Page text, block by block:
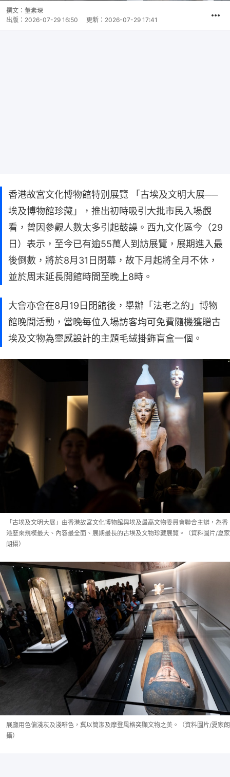
撰文： 董素琛
出版： 2026-07-29 16:50 更新： 2026-07-29 17:41
香港故宮文化博物館特別展覽 「古埃及文明大展──
埃及博物館珍藏」，推出初時吸引大批市民入場觀
看，曾因參觀人數太多引起鼓譟。西九文化區今（29
日）表示，至今已有逾55萬人到訪展覽，展期進入最
後倒數，將於8月31日閉幕，故下月起將全月不休，
並於周末延長開館時間至晚上8時。
大會亦會在8月19日閉館後，舉辦「法老之約」博物
館晚間活動，當晚每位入場訪客均可免費隨機獲贈古
埃及文物為靈感設計的主題毛絨掛飾盲盒一個。
「古埃及文明大展」由香港故宮文化博物館與埃及最高文物委員會聯合主辦，為香
港歷來規模最大、內容最全面、展期最長的古埃及文物珍藏展覽。（資料圖片/夏家
朗攝）
展廳用色偏淺灰及淺啡色，冀以簡潔及摩登風格突顯文物之美。（資料圖片/夏家朗
攝）